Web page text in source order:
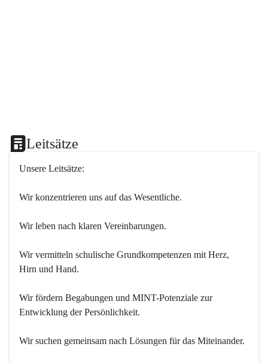
Leitsätze
Unsere Leitsätze:
Wir konzentrieren uns auf das Wesentliche.
Wir leben nach klaren Vereinbarungen.
Wir vermitteln schulische Grundkompetenzen mit Herz,
Hirn und Hand.
Wir fördern Begabungen und MINT-Potenziale zur
Entwicklung der Persönlichkeit.
Wir suchen gemeinsam nach Lösungen für das Miteinander.